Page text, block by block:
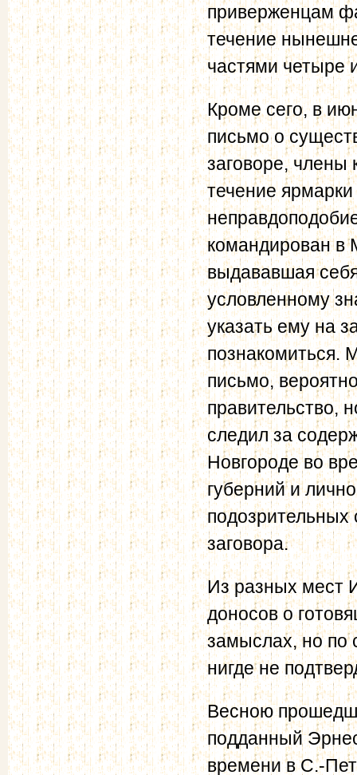
приверженцам
течение
частями четыре
Кроме сего, в
письмо о
заговоре, члены
течение
командирован в
выдававшая
условленному
указать ему на
познакомиться.
письмо,
правительство,
следил за
Новгороде во
губерний и
подозрительных
заговора.
Из разных мест
доносов о
замыслах, но по
нигде не
Весною
подданный
времени в С.-